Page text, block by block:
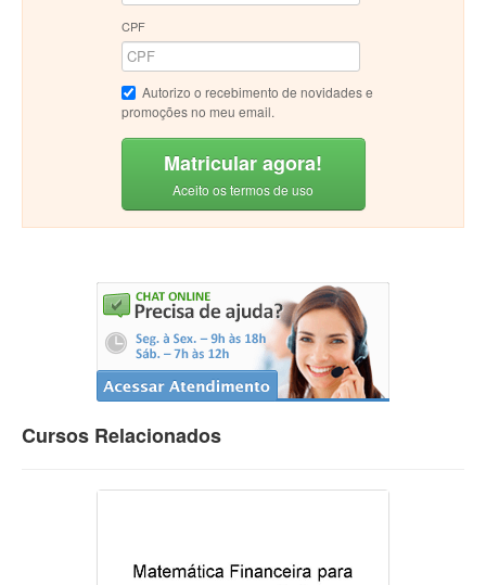
CPF
Autorizo o recebimento de novidades e
promoções no meu email.
Matricular agora!
Aceito os termos de uso
Cursos Relacionados